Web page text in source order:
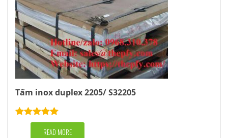
Tấm inox duplex 2205/ S32205
Rated5.00
out of 5READ MORE